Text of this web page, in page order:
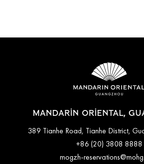
MANDARIN ORIENTAL,
389 Tianhe Road, Tianhe District,
+86 (20) 3808 8888
mogzh-